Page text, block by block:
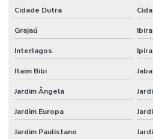
Manutenção de catracas de acesso
Manutenção controle de acesso
Poste com camera
Poste com câmera integrada para
Cidade Dutra
Grajaú
Interlagos
Itaim Bibi
Jardim Ângela
Jardim Europa
Jardim Paulistano